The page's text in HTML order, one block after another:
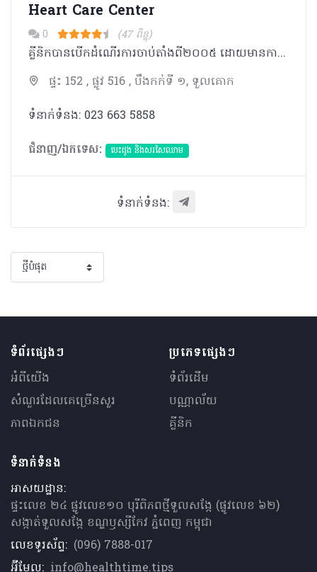
Heart Care Center
0 (47 ពិន្ទុ)
គ្លីនិកបានបើកដំណើរការចាប់តាំងពី​២០០៥ ដោយមានការផ្តល់សេវាដល់អ្នកជំងឺ​ផ្នែកជំងឺបេះដូង សរសៃឈាម​​ជាមួយនឹងទំនុកនិងការយកចិត្តទុកដាក់ខ្ពស់។​
ផ្ទះ 152 , ផ្លូវ 516 , បឹងកក់ទី ១, ទួលគោក
ទំនាក់ទំនង: 023 663 5858
ជំនាញ/ឯកទេស:
បេះដូង​ និងសរសៃឈាម
ទំនាក់ទំនង:
ទំព័រផ្សេងៗ
អំពីយើង
សំណួរ​ដែលគេ​ច្រើន​សួរ
ភាពឯកជន
ប្រភេទផ្សេងៗ
ទំព័រដើម
បណ្ណាល័យ
គ្លីនិក
ទំនាក់ទំនង
អាសយដ្ឋាន:
ផ្ទះលេខ ២៤ ផ្លូវលេខ១០ បុរីពិភពថ្មីទួលសង្កែ (ផ្លូវលេខ ៦២)
សង្កាត់ទួលសង្កែ ខណ្ឌឫស្សីកែវ ភ្នំពេញ កម្ពុជា
លេខទូរស័ព្ទ: (096) 7888-017
អ៊ីមែល: info@healthtime.tips